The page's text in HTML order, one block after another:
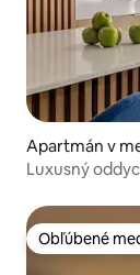
Apartmán v
Luxusný
Obľúbené
Obľúbené